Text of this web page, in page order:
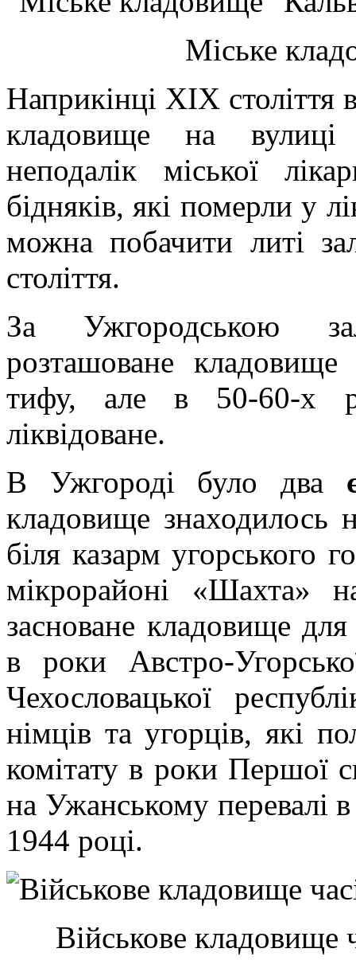
Міське
Наприкінці XIX століття
кладовище на вулиці
неподалік міської
бідняків, які померли у
можна побачити литі
століття.
За Ужгородською
розташоване
тифу, але в 50-60-х
ліквідоване.
В Ужгороді було два
кладовище знаходилось
біля казарм угорського
мікрорайоні «Шахта»
засноване кладовище
в роки Австро-
Чехословацької
німців та угорців, які
комітату в роки Першої
на Ужанському перевалі в
1944 році.
Військове кладовище